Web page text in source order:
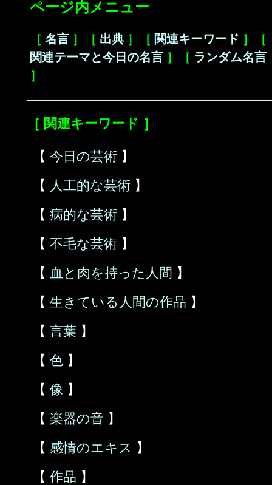
ページ内メニュー
［ 名言 ］［ 出典 ］［ 関連キーワード ］［
関連テーマと今日の名言 ］［ ランダム名言
］
［ 関連キーワード ］
【 今日の芸術 】
【 人工的な芸術 】
【 病的な芸術 】
【 不毛な芸術 】
【 血と肉を持った人間 】
【 生きている人間の作品 】
【 言葉 】
【 色 】
【 像 】
【 楽器の音 】
【 感情のエキス 】
【 作品 】